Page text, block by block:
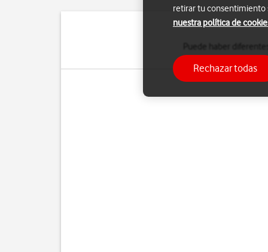
retirar tu consentimiento
nuestra política de
Rechazar todas